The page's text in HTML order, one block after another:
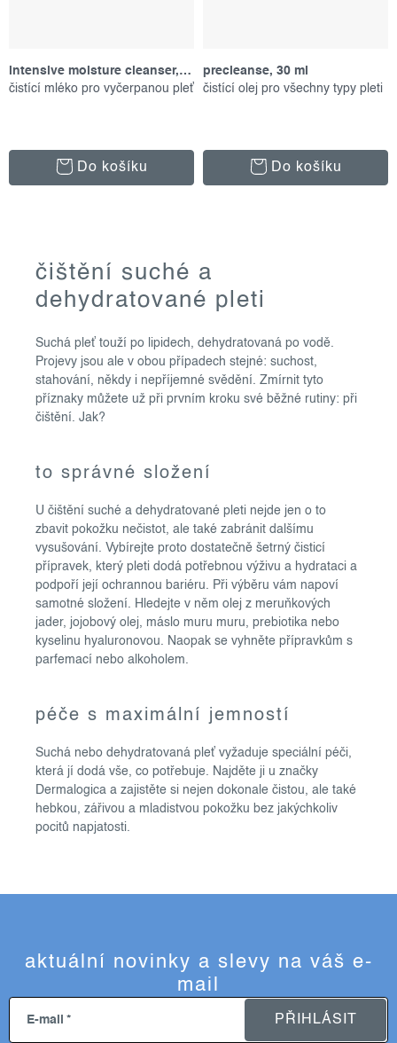
intensive moisture cleanser, 295 ml
čistící mléko pro vyčerpanou pleť
Do košíku
precleanse, 30 ml
čistící olej pro všechny typy pleti
Do košíku
čištění suché a
dehydratované pleti
Suchá pleť touží po lipidech, dehydratovaná po vodě.
Projevy jsou ale v obou případech stejné: suchost,
stahování, někdy i nepříjemné svědění. Zmírnit tyto
příznaky můžete už při prvním kroku své běžné rutiny: při
čištění. Jak?
to správné složení
U čištění suché a dehydratované pleti nejde jen o to
zbavit pokožku nečistot, ale také zabránit dalšímu
vysušování. Vybírejte proto dostatečně šetrný čisticí
přípravek, který pleti dodá potřebnou výživu a hydrataci a
podpoří její ochrannou bariéru. Při výběru vám napoví
samotné složení. Hledejte v něm olej z meruňkových
jader, jojobový olej, máslo muru muru, prebiotika nebo
kyselinu hyaluronovou. Naopak se vyhněte přípravkům s
parfemací nebo alkoholem.
péče s maximální jemností
Suchá nebo dehydratovaná pleť vyžaduje speciální péči,
která jí dodá vše, co potřebuje. Najděte ji u značky
Dermalogica a zajistěte si nejen dokonale čistou, ale také
hebkou, zářivou a mladistvou pokožku bez jakýchkoliv
pocitů napjatosti.
aktuální novinky a slevy na váš e-
mail
E-mail PŘIHLÁSIT